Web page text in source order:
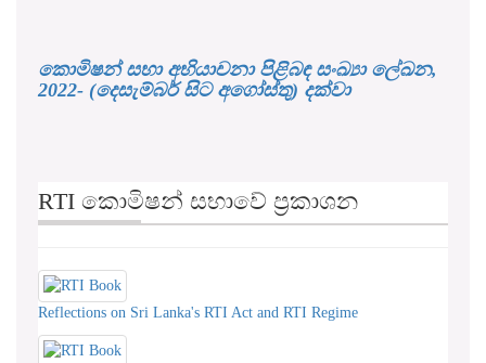
කොමිෂන් සභා අභියාචනා පිළිබඳ සංඛ්‍යා ලේඛන,
2022- (දෙසැම්බර් සිට අගෝස්තු) දක්වා
RTI කොමිෂන් සභාවේ ප්‍රකාශන
Reflections on Sri Lanka's RTI Act and RTI Regime